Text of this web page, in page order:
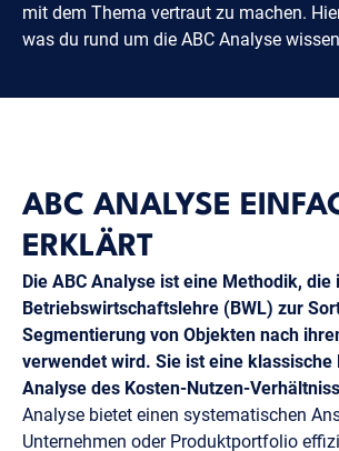
mit dem Thema vertraut zu machen.
was du rund um die ABC Analyse
ABC ANALYSE
ERKLÄRT
Die ABC Analyse ist eine Methodik, die
Betriebswirtschaftslehre (BWL) zur
Segmentierung von Objekten nach
verwendet wird. Sie ist eine klassische
Analyse des Kosten-Nutzen-
Analyse bietet einen systematischen
Unternehmen oder Produktportfolio